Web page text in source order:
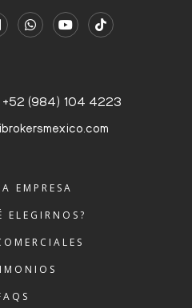
+52 (984) 104 4223
EMPRESA
ELEGIRNOS?